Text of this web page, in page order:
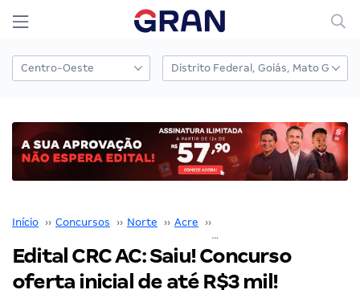
Início ›› Concursos ›› Norte ›› Acre ››
Edital CRC AC: Saiu! Concurso
oferta inicial de até R$3 mil!